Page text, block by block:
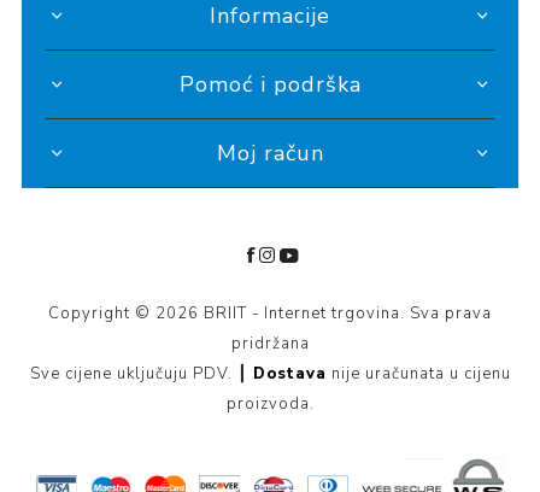
Informacije
Pomoć i podrška
Moj račun
Copyright © 2026 BRIIT - Internet trgovina. Sva prava
pridržana
Sve cijene uključuju PDV. ┃ Dostava nije uračunata u cijenu
proizvoda.